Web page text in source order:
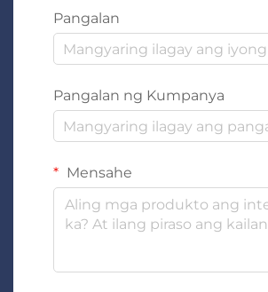
Pangalan
Pangalan ng Kumpanya
Mensahe